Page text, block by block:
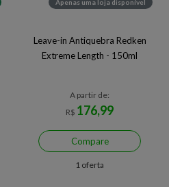
Apenas uma loja disponível
Leave-in Antiquebra Redken
Extreme Length - 150ml
A partir de:
R$ 176,99
Compare
1 oferta